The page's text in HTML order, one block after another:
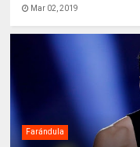
Mar 02, 2019
Farándula